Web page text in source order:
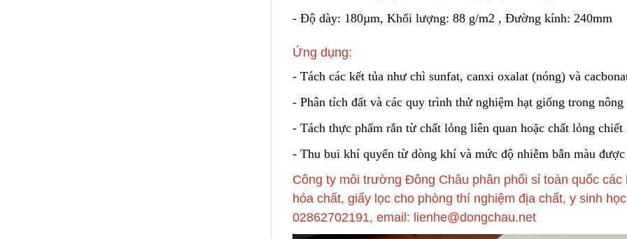
- Độ dày: 180µm, Khối lượng: 88 g/m2 , Đường kính: 240mm
Ứng dụng:
- Tách các kết tủa như chì sunfat, canxi oxalat (nóng) và
- Phân tích đất và các quy trình thử nghiệm hạt giống trong nông
- Tách thực phẩm rắn từ chất lỏng liên quan hoặc chất lỏng chiết
- Thu bui khí quyển từ dòng khí và mức độ nhiễm bẫn màu được
Công ty môi trường Đông Châu phân phối sỉ toàn quốc
hóa chất, giấy lọc cho phòng thí nghiệm địa chất, y sinh
02862702191, email: lienhe@dongchau.net